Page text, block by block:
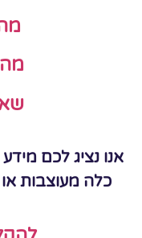
אנו נציג לכם
כלה מעוצבות